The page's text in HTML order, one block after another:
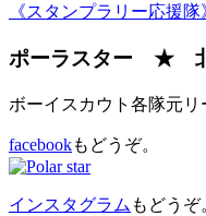
《スタンプラリー応援隊
ポーラスター ★
ボーイスカウト各隊元
facebookもどうぞ。
インスタグラム もどうぞ